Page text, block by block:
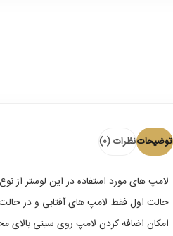
توضیحاتنظرات (0)
لامپ های مورد استفاده در این لوستراز
حالت اول فقط لامپ های آفتابی و در
امکان اضافه کردن لامپ روی سینی بالای